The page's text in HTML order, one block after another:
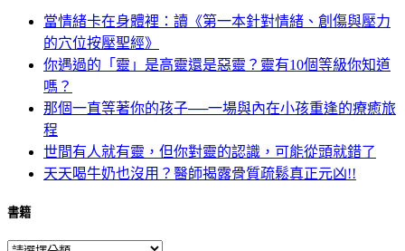
當情緒卡在身體裡：讀《第一本針對情緒、創傷與壓力
的穴位按壓聖經》
你遇過的「靈」是高靈還是惡靈？靈有10個等級你知道
嗎？
那個一直等著你的孩子──一場與內在小孩重逢的療癒旅
程
世間有人就有靈，但你對靈的認識，可能從頭就錯了
天天喝牛奶也沒用？醫師揭露骨質疏鬆真正元凶!!
書籍